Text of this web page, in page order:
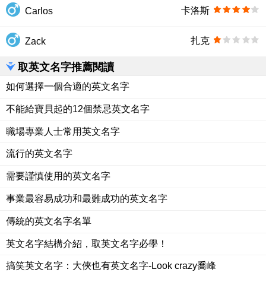
Carlos 卡洛斯
Zack 扎克
取英文名字推薦閱讀
如何選擇一個合適的英文名字
不能給寶貝起的12個禁忌英文名字
職場專業人士常用英文名字
流行的英文名字
需要謹慎使用的英文名字
事業最容易成功和最難成功的英文名字
傳統的英文名字名單
英文名字結構介紹，取英文名字必學！
搞笑英文名字：大俠也有英文名字-Look crazy喬峰